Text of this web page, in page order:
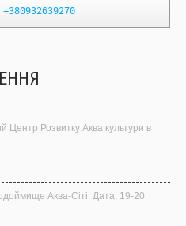
+380932639270
Центр Розвитку Аква культури в
Аква-Сіті. Дата. 19-20